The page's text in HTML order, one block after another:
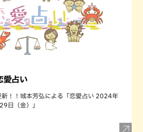
愛占い
！！城本芳弘による「恋愛占い 2024年
日（金）」